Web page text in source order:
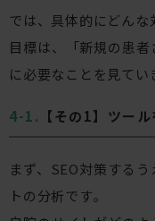
では、具体的にどんな
目標は、「新規の患
に必要なことを見てい
【その1】ツー
まず、SEO対策する
トの分析です。